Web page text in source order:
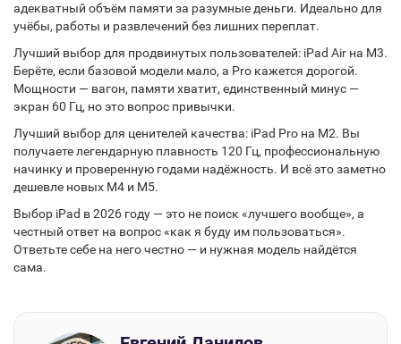
адекватный объём памяти за разумные деньги. Идеально для
учёбы, работы и развлечений без лишних переплат.
Лучший выбор для продвинутых пользователей: iPad Air на M3.
Берёте, если базовой модели мало, а Pro кажется дорогой.
Мощности — вагон, памяти хватит, единственный минус —
экран 60 Гц, но это вопрос привычки.
Лучший выбор для ценителей качества: iPad Pro на M2. Вы
получаете легендарную плавность 120 Гц, профессиональную
начинку и проверенную годами надёжность. И всё это заметно
дешевле новых M4 и M5.
Выбор iPad в 2026 году — это не поиск «лучшего вообще», а
честный ответ на вопрос «как я буду им пользоваться».
Ответьте себе на него честно — и нужная модель найдётся
сама.